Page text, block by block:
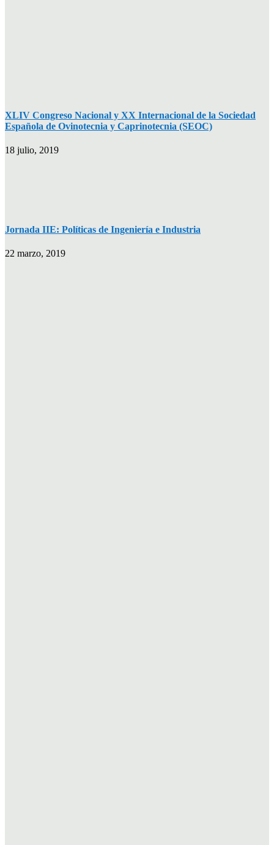
XLIV Congreso Nacional y XX Internacional de la Sociedad
Española de Ovinotecnia y Caprinotecnia (SEOC)
18 julio, 2019
Jornada IIE: Políticas de Ingeniería e Industria
22 marzo, 2019